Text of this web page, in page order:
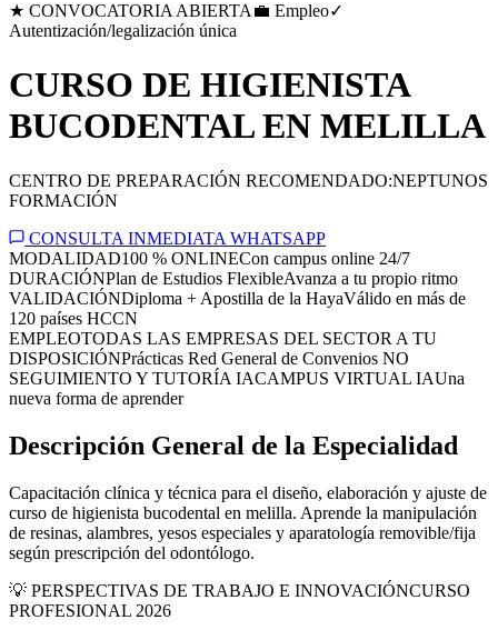
★ CONVOCATORIA ABIERTA 💼 Empleo✓
Autentización/legalización única
CURSO DE HIGIENISTA
BUCODENTAL EN MELILLA
CENTRO DE PREPARACIÓN RECOMENDADO:NEPTUNOS
FORMACIÓN
CONSULTA INMEDIATA WHATSAPP
MODALIDAD100 % ONLINECon campus online 24/7
DURACIÓNPlan de Estudios FlexibleAvanza a tu propio ritmo
VALIDACIÓNDiploma + Apostilla de la HayaVálido en más de
120 países HCCN
EMPLEOTODAS LAS EMPRESAS DEL SECTOR A TU
DISPOSICIÓNPrácticas Red General de Convenios NO
SEGUIMIENTO Y TUTORÍA IACAMPUS VIRTUAL IAUna
nueva forma de aprender
Descripción General de la Especialidad
Capacitación clínica y técnica para el diseño, elaboración y ajuste de
curso de higienista bucodental en melilla. Aprende la manipulación
de resinas, alambres, yesos especiales y aparatología removible/fija
según prescripción del odontólogo.
💡 PERSPECTIVAS DE TRABAJO E INNOVACIÓNCURSO
PROFESIONAL 2026